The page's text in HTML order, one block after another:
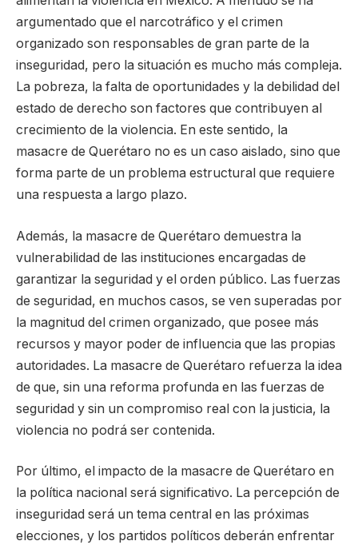
argumentado que el narcotráfico y el crimen
organizado son responsables de gran parte de la
inseguridad, pero la situación es mucho más compleja.
La pobreza, la falta de oportunidades y la debilidad del
estado de derecho son factores que contribuyen al
crecimiento de la violencia. En este sentido, la
masacre de Querétaro no es un caso aislado, sino que
forma parte de un problema estructural que requiere
una respuesta a largo plazo.
Además, la masacre de Querétaro demuestra la
vulnerabilidad de las instituciones encargadas de
garantizar la seguridad y el orden público. Las fuerzas
de seguridad, en muchos casos, se ven superadas por
la magnitud del crimen organizado, que posee más
recursos y mayor poder de influencia que las propias
autoridades. La masacre de Querétaro refuerza la idea
de que, sin una reforma profunda en las fuerzas de
seguridad y sin un compromiso real con la justicia, la
violencia no podrá ser contenida.
Por último, el impacto de la masacre de Querétaro en
la política nacional será significativo. La percepción de
inseguridad será un tema central en las próximas
elecciones, y los partidos políticos deberán enfrentar